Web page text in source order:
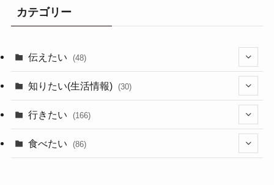
カテゴリー
伝えたい (48)
(44)
(1)
知りたい(生活情報) (30)
(10)
(11)
行きたい (166)
(18)
食べたい (86)